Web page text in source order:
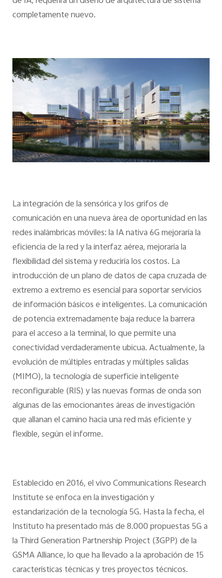
completamente nuevo.
La integración de la sensórica y los grifos de
comunicación en una nueva área de oportunidad en las
redes inalámbricas móviles: la IA nativa 6G mejoraría la
eficiencia de la red y la interfaz aérea, mejoraría la
flexibilidad del sistema y reduciría los costos. La
introducción de un plano de datos de capa cruzada de
extremo a extremo es esencial para soportar servicios
de información básicos e inteligentes. La comunicación
de potencia extremadamente baja reduce la barrera
para el acceso a la terminal, lo que permite una
conectividad verdaderamente ubicua. Actualmente, la
evolución de múltiples entradas y múltiples salidas
(MIMO), la tecnología de superficie inteligente
reconfigurable (RIS) y las nuevas formas de onda son
algunas de las emocionantes áreas de investigación
que allanan el camino hacia una red más eficiente y
flexible, según el informe.
Establecido en 2016, el vivo Communications Research
Institute se enfoca en la investigación y
estandarización de la tecnología 5G. Hasta la fecha, el
Instituto ha presentado más de 8.000 propuestas 5G a
la Third Generation Partnership Project (3GPP) de la
GSMA Alliance, lo que ha llevado a la aprobación de 15
características técnicas y tres proyectos técnicos.